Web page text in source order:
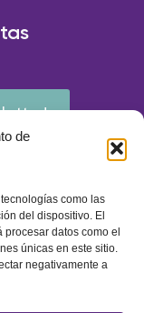
de
como las
del dispositivo. El
datos como el
únicas en este sitio.
negativamente a